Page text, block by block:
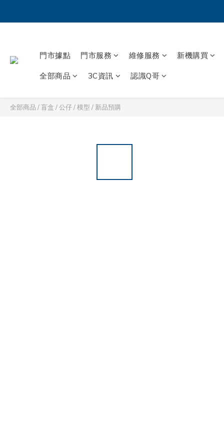
門市據點 門市服務 維修服務 新機購買
全部商品 3C資訊 認識Q哥
全部商品 /盲盒 / 公仔 / 模型 / 新品預購